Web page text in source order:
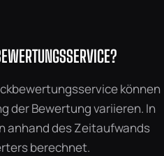
können
der Bewertung variieren. In
anhand des Zeitaufwands
berechnet.